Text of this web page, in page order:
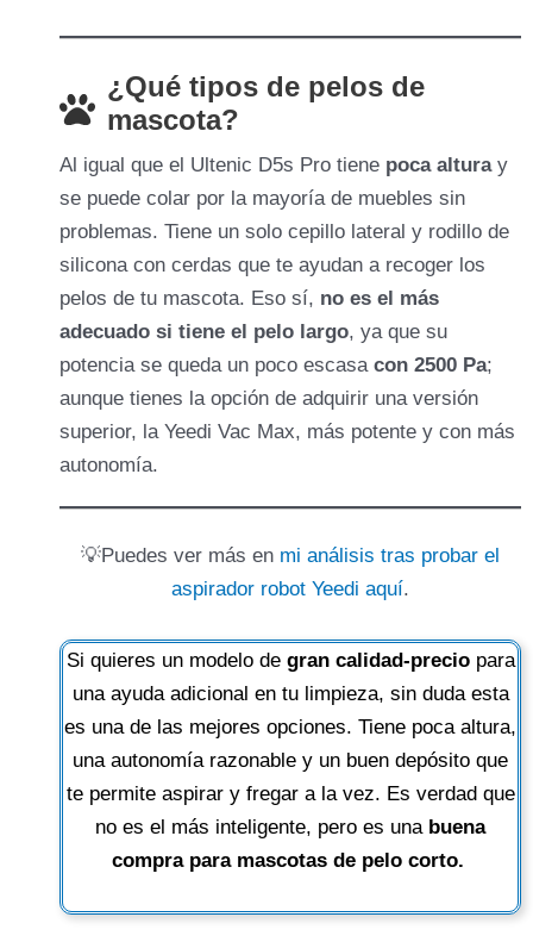
¿Qué tipos de pelos de
mascota?
Al igual que el Ultenic D5s Pro tiene poca alturay
se puede colar por la mayoría de muebles sin
problemas. Tiene un solo cepillo lateral y rodillo de
silicona con cerdas que te ayudan a recoger los
pelos de tu mascota. Eso sí, no es el más
adecuado si tiene el pelo largo, ya que su
potencia se queda un poco escasa con 2500 Pa;
aunque tienes la opción de adquirir una versión
superior, la Yeedi Vac Max, más potente y con más
autonomía.
💡Puedes ver más en mi análisis tras probar el
aspirador robot Yeedi aquí.
Si quieres un modelo de gran calidad-precio para
una ayuda adicional en tu limpieza, sin duda esta
es una de las mejores opciones. Tiene poca altura,
una autonomía razonable y un buen depósito que
te permite aspirar y fregar a la vez. Es verdad que
no es el más inteligente, pero es una buena
compra para mascotas de pelo corto.